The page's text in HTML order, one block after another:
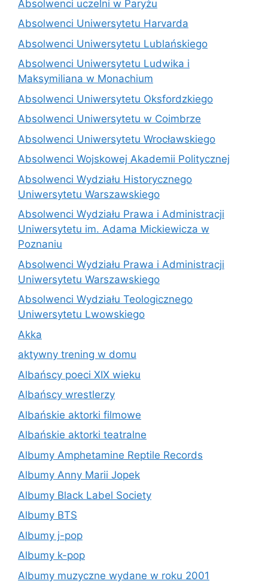
Absolwenci uczelni w Paryżu
Absolwenci Uniwersytetu Harvarda
Absolwenci Uniwersytetu Lublańskiego
Absolwenci Uniwersytetu Ludwika i
Maksymiliana w Monachium
Absolwenci Uniwersytetu Oksfordzkiego
Absolwenci Uniwersytetu w Coimbrze
Absolwenci Uniwersytetu Wrocławskiego
Absolwenci Wojskowej Akademii Politycznej
Absolwenci Wydziału Historycznego
Uniwersytetu Warszawskiego
Absolwenci Wydziału Prawa i Administracji
Uniwersytetu im. Adama Mickiewicza w
Poznaniu
Absolwenci Wydziału Prawa i Administracji
Uniwersytetu Warszawskiego
Absolwenci Wydziału Teologicznego
Uniwersytetu Lwowskiego
Akka
aktywny trening w domu
Albańscy poeci XIX wieku
Albańscy wrestlerzy
Albańskie aktorki filmowe
Albańskie aktorki teatralne
Albumy Amphetamine Reptile Records
Albumy Anny Marii Jopek
Albumy Black Label Society
Albumy BTS
Albumy j-pop
Albumy k-pop
Albumy muzyczne wydane w roku 2001